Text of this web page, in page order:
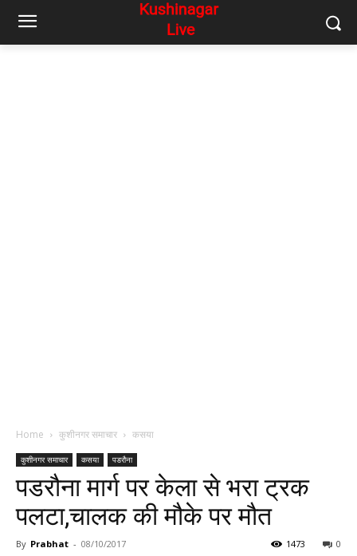
Home कुशीनगर समाचार कसया
कुशीनगर समाचार कसया पडरौना
पडरौना मार्ग पर केला से भरा ट्रक
पलटा,चालक की मौके पर मौत
By Prabhat - 08/10/2017 0
1473